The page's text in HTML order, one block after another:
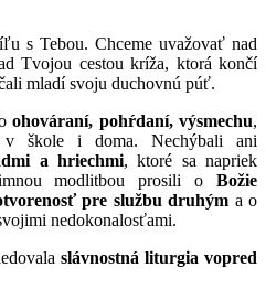
s Tebou. Chceme uvažovať nad
Tvojou cestou kríža, ktorá končí
mladí svoju duchovnú púť.
oohováraní, pohŕdaní, výsmechu,
škole i doma. Nechýbali ani
a hriechmi, ktoré sa napriek
modlitbou prosili o Božie
pre službu druhým a o
nedokonalosťami.
slávnostná liturgia vopred